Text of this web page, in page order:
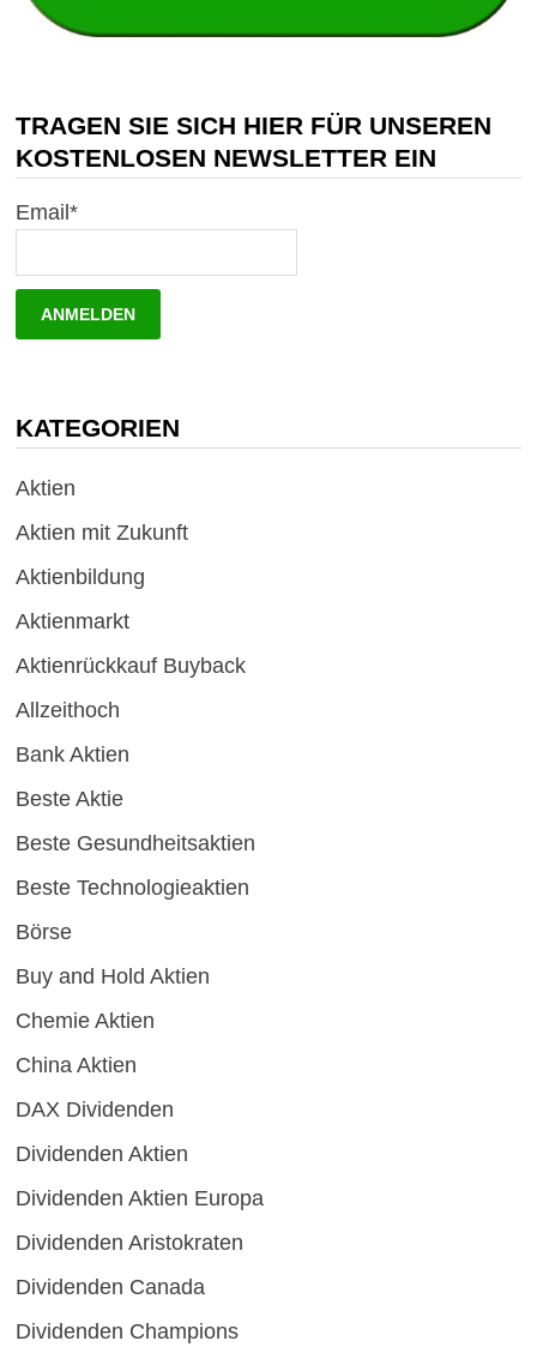
TRAGEN SIE SICH HIER FÜR UNSEREN
KOSTENLOSEN NEWSLETTER EIN
Email*
KATEGORIEN
Aktien
Aktien mit Zukunft
Aktienbildung
Aktienmarkt
Aktienrückkauf Buyback
Allzeithoch
Bank Aktien
Beste Aktie
Beste Gesundheitsaktien
Beste Technologieaktien
Börse
Buy and Hold Aktien
Chemie Aktien
China Aktien
DAX Dividenden
Dividenden Aktien
Dividenden Aktien Europa
Dividenden Aristokraten
Dividenden Canada
Dividenden Champions